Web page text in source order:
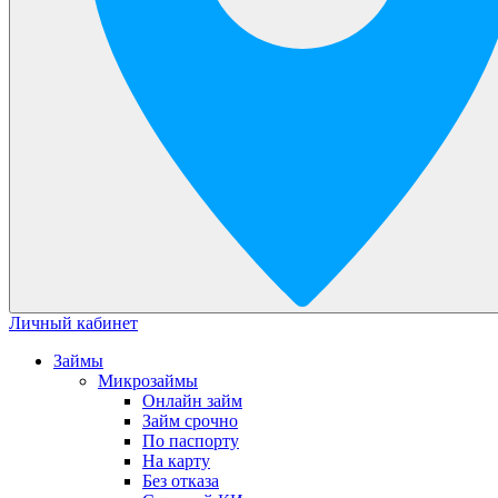
Личный кабинет
Займы
Микрозаймы
Онлайн займ
Займ срочно
По паспорту
На карту
Без отказа